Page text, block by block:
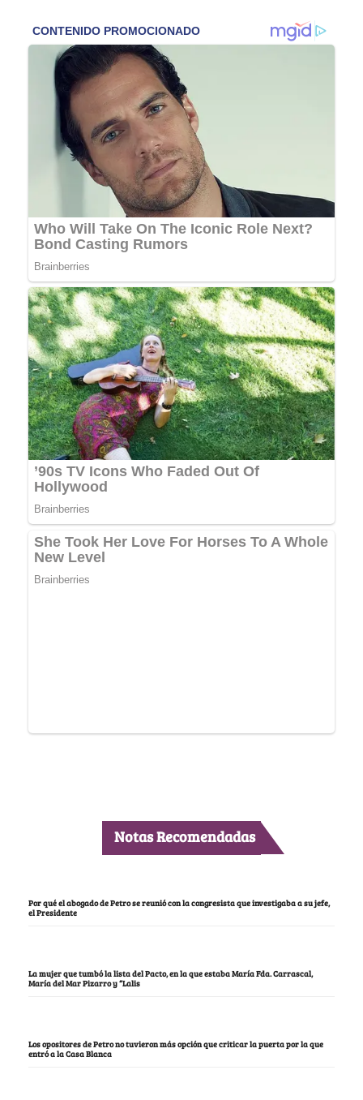
Notas Recomendadas
Por qué el abogado de Petro se reunió con la congresista que investigaba a su jefe,
el Presidente
La mujer que tumbó la lista del Pacto, en la que estaba María Fda. Carrascal,
María del Mar Pizarro y “Lalis
Los opositores de Petro no tuvieron más opción que criticar la puerta por la que
entró a la Casa Blanca